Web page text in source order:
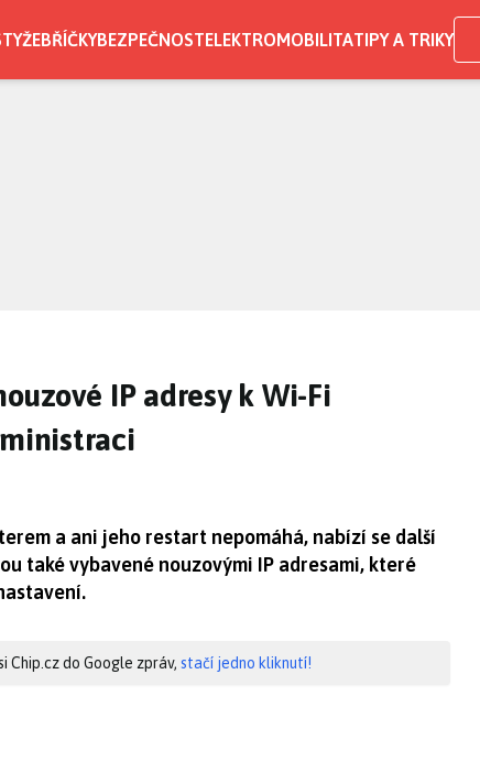
ŽEBŘÍČKYBEZPEČNOSTELEKTROMOBILITATIPY A TRIKY
IP adresy k Wi-Fi
a ani jeho restart nepomáhá, nabízí se další
také vybavené nouzovými IP adresami, které
Chip.cz do Google zpráv, stačí jedno kliknutí!